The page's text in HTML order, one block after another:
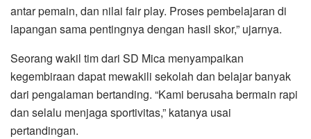
antar pemain, dan nilai fair play. Proses pembelajaran di
lapangan sama pentingnya dengan hasil skor,” ujarnya.
Seorang wakil tim dari SD Mica menyampaikan
kegembiraan dapat mewakili sekolah dan belajar banyak
dari pengalaman bertanding. “Kami berusaha bermain rapi
dan selalu menjaga sportivitas,” katanya usai
pertandingan.